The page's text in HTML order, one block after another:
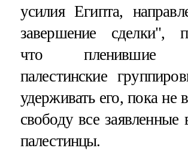
усилия Египта,
завершение сделки",
что пленившие
палестинские
удерживать его, пока не
свободу все заявленные
палестинцы.